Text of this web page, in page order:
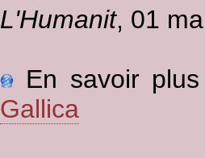
L'Humanit, 01
En savoir
Gallica